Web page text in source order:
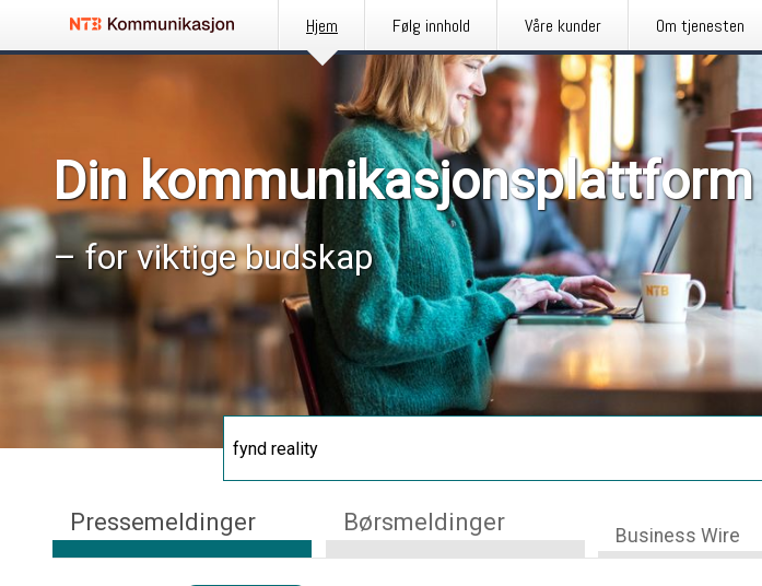
Hjem Følg innhold Våre kunder Om tjenesten
Din kommunikasjonsplattform
– for viktige budskap
Pressemeldinger Børsmeldinger Business Wire